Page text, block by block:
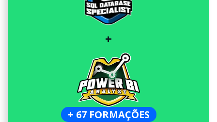
+
+ 67 FORMAÇÕES